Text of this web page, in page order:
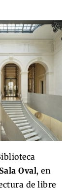
Sala Oval, en
de libre